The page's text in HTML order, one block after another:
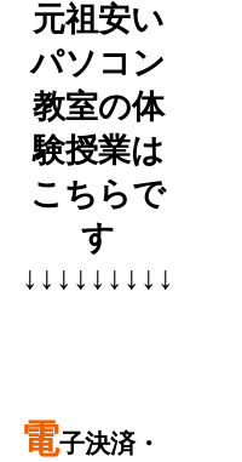
元祖安い
パソコン
教室の体
験授業は
こちらで
す
↓↓↓↓↓↓↓↓↓
電子決済・